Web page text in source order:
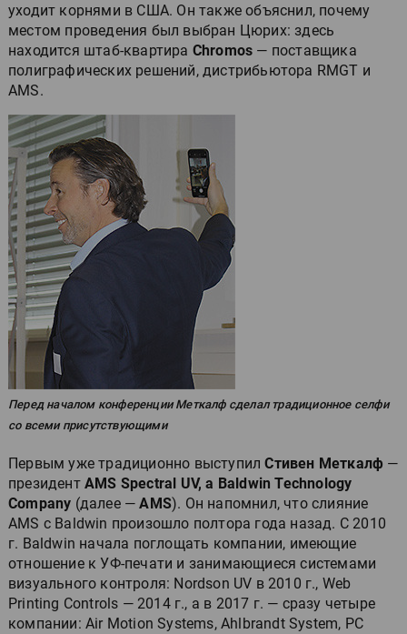
уходит корнями в США. Он также объяснил, почему
местом проведения был выбран Цюрих: здесь
находится штаб-квартира Chromos — поставщика
полиграфических решений, дистрибьютора RMGT и
AMS.
Перед началом конференции Меткалф сделал традиционное селфи
со всеми присутствующими
Первым уже традиционно выступилСтивен Меткалф —
президент AMS Spectral UV, a Baldwin Technology
Company (далее —AMS). Он напомнил, что слияние
AMS с Baldwin произошло полтора года назад. С 2010
г. Baldwin начала поглощать компании, имеющие
отношение к УФ-печати и занимающиеся системами
визуального контроля: Nordson UV в 2010 г., Web
Printing Controls — 2014 г., а в 2017 г. — сразу четыре
компании: Air Motion Systems, Ahlbrandt System, PC